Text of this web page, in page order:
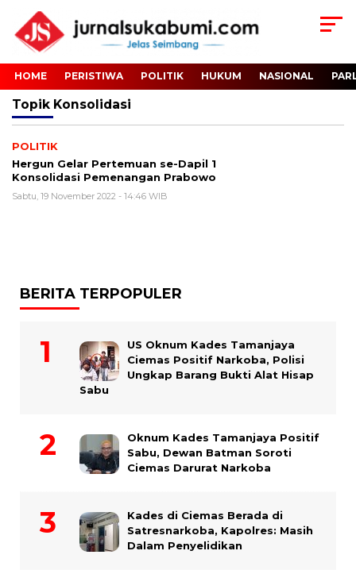
HOME PERISTIWA POLITIK HUKUM NASIONAL
Topik Konsolidasi
POLITIK
Hergun Gelar Pertemuan se-Dapil 1
Konsolidasi Pemenangan Prabowo
Sabtu, 19 November 2022 - 14:46 WIB
BERITA TERPOPULER
US Oknum Kades Tamanjaya
Ciemas Positif Narkoba, Polisi
Ungkap Barang Bukti Alat Hisap
Sabu
Oknum Kades Tamanjaya Positif
Sabu, Dewan Batman Soroti
Ciemas Darurat Narkoba
Kades di Ciemas Berada di
Satresnarkoba, Kapolres: Masih
Dalam Penyelidikan